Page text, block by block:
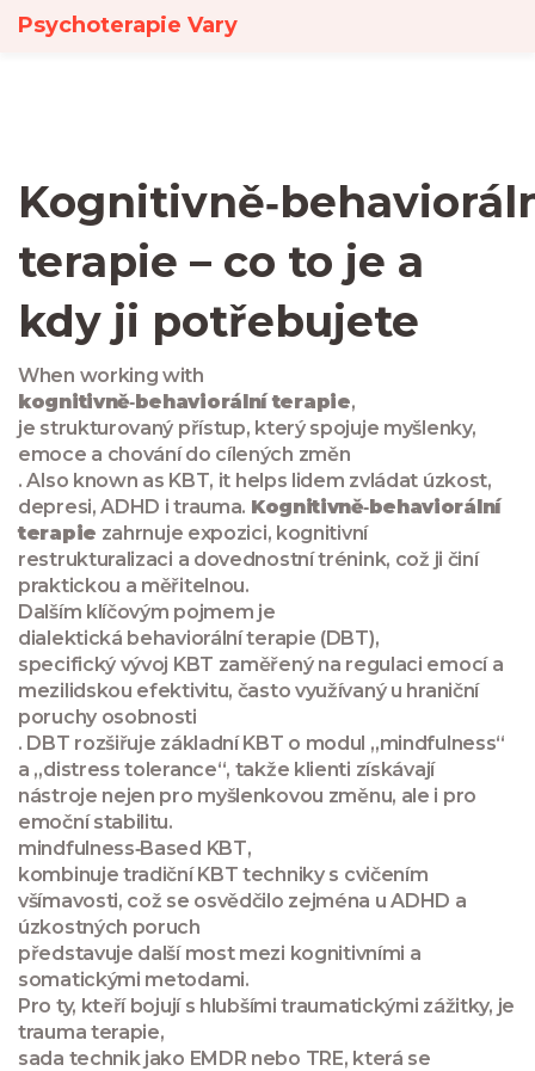
Psychoterapie Vary
terapie – co to je a
kdy ji potřebujete
When working with
kognitivně‑behaviorální terapie,
je strukturovaný přístup, který spojuje myšlenky,
emoce a chování do cílených změn
. Also known as KBT, it helps lidem zvládat úzkost,
depresi, ADHD i trauma. Kognitivně‑behaviorální
terapie zahrnuje expozici, kognitivní
restrukturalizaci a dovednostní trénink, což ji činí
praktickou a měřitelnou.
Dalším klíčovým pojmem je
dialektická behaviorální terapie (DBT),
specifický vývoj KBT zaměřený na regulaci emocí a
mezilidskou efektivitu, často využívaný u hraniční
poruchy osobnosti
. DBT rozšiřuje základní KBT o modul „mindfulness“
a „distress tolerance“, takže klienti získávají
nástroje nejen pro myšlenkovou změnu, ale i pro
emoční stabilitu.
mindfulness‑Based KBT,
kombinuje tradiční KBT techniky s cvičením
všímavosti, což se osvědčilo zejména u ADHD a
úzkostných poruch
představuje další most mezi kognitivními a
somatickými metodami.
Pro ty, kteří bojují s hlubšími traumatickými zážitky, je
trauma terapie,
sada technik jako EMDR nebo TRE, která se